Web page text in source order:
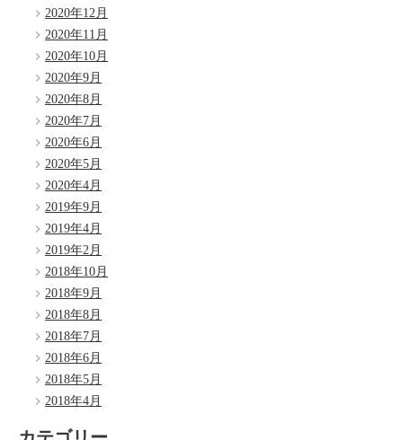
2020年12月
2020年11月
2020年10月
2020年9月
2020年8月
2020年7月
2020年6月
2020年5月
2020年4月
2019年9月
2019年4月
2019年2月
2018年10月
2018年9月
2018年8月
2018年7月
2018年6月
2018年5月
2018年4月